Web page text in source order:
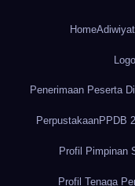
Home
Penerimaan Peserta
PerpustakaanPPDB
Profil Pimpinan
Profil Tenaga